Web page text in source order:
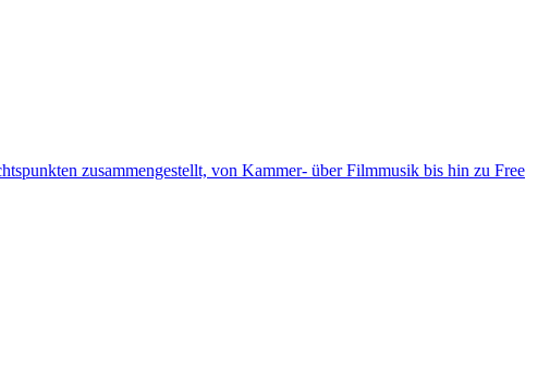
zusammengestellt, von Kammer- über Filmmusik bis hin zu Free